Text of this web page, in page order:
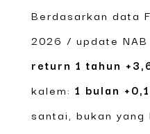
Berdasarkan data
2026 / update
return 1 tahun
kalem: 1 bulan
santai, bukan yang